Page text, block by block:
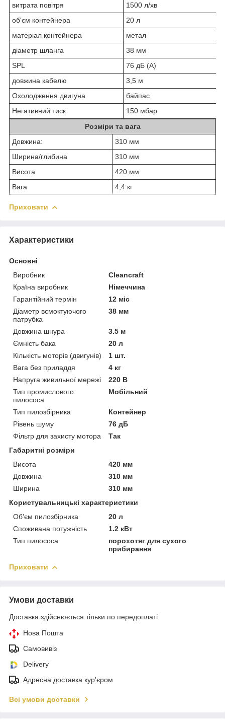
витрата повітря
1500 л/хв
об'єм контейнера
20 л
матеріал контейнера
метал
діаметр шланга
38 мм
SPL
76 дБ (А)
довжина кабелю
3,5 м
Охолодження двигуна
байпас
Негативний тиск
150 мбар
Розміри та вага
Довжина:
310 мм
Ширина/глибина
310 мм
Висота
420 мм
Вага
4,4 кг
Приховати
Характеристики
Основні
Виробник
Cleancraft
Країна виробник
Німеччина
Гарантійний термін
12 міс
Діаметр всмоктуючого
патрубка
38 мм
Довжина шнура
3.5 м
Ємність бака
20 л
Кількість моторів (двигунів)
1 шт.
Вага без приладдя
4 кг
Напруга живильної мережі
220 В
Тип промислового
пилососа
Мобільний
Тип пилозбірника
Контейнер
Рівень шуму
76 дБ
Фільтр для захисту мотора
Так
Габаритні розміри
Висота
420 мм
Довжина
310 мм
Ширина
310 мм
Користувальницькі характеристики
Об'єм пилозбірника
20 л
Споживана потужність
1.2 кВт
Тип пилососа
порохотяг для сухого
прибирання
Приховати
Умови доставки
Доставка здійснюється тільки по передоплаті.
Нова Пошта
Самовивіз
Delivery
Адресна доставка кур'єром
Всі умови доставки